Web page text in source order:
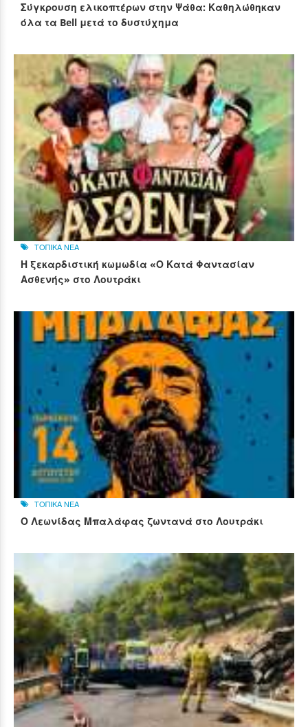
Σύγκρουση ελικοπτέρων στην Ψάθα: Καθηλώθηκαν
όλα τα Bell μετά το δυστύχημα
ΤΟΠΙΚΑ ΝΕΑ
Η ξεκαρδιστική κωμωδία «Ο Κατά Φαντασίαν
Ασθενής» στο Λουτράκι
ΤΟΠΙΚΑ ΝΕΑ
Ο Λεωνίδας Μπαλάφας ζωντανά στο Λουτράκι